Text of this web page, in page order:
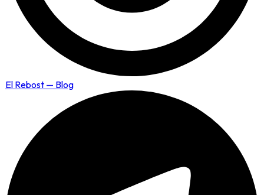
El Rebost — Blog